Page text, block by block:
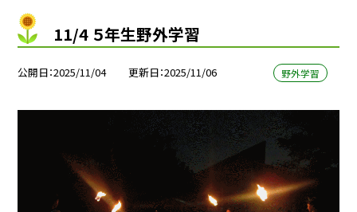
11/4 ５年生野外学習
公開日 2025/11/04 更新日 2025/11/06 野外学習